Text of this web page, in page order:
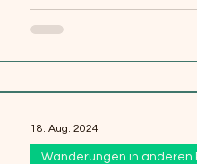
Wanderungen in anderen
18. Aug. 2024